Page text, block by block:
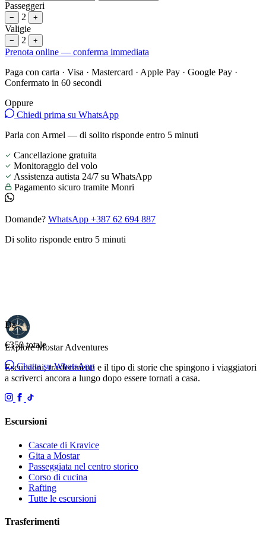
Passeggeri
− 2 +
Valigie
− 2 +
Prenota online — conferma immediata
Paga con carta · Visa · Mastercard · Apple Pay · Google Pay ·
Confermato in 60 secondi
Oppure
Chiedi prima su WhatsApp
Parla con Armel — di solito risponde entro 5 minuti
Cancellazione gratuita
Monitoraggio del volo
Assistenza autista 24/7 su WhatsApp
Pagamento sicuro tramite Monri
Domande? WhatsApp +387 62 694 887
Di solito risponde entro 5 minuti
Da
€350totale
Chatta su WhatsApp
Explore MostarAdventures
Escursioni, trasferimenti e il tipo di storie che spingono i viaggiatori
a scriverci ancora a lungo dopo essere tornati a casa.
Escursioni
Cascate di Kravice
Gita a Mostar
Passeggiata nel centro storico
Corso di cucina
Rafting
Tutte le escursioni
Trasferimenti